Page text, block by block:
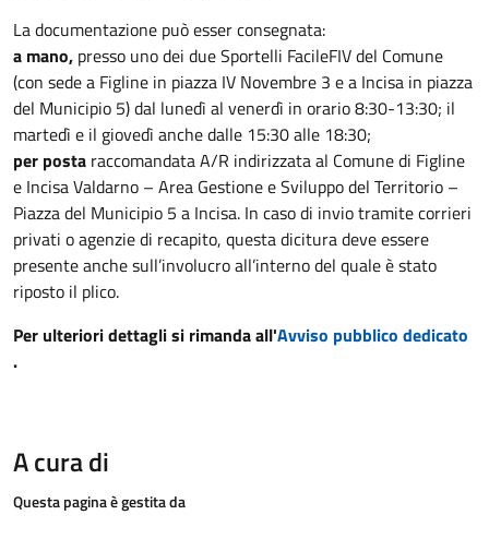
La documentazione può esser consegnata:
a mano, presso uno dei due Sportelli FacileFIV del Comune
(con sede a Figline in piazza IV Novembre 3 e a Incisa in piazza
del Municipio 5) dal lunedì al venerdì in orario 8:30-13:30; il
martedì e il giovedì anche dalle 15:30 alle 18:30;
per posta raccomandata A/R indirizzata al Comune di Figline
e Incisa Valdarno – Area Gestione e Sviluppo del Territorio –
Piazza del Municipio 5 a Incisa. In caso di invio tramite corrieri
privati o agenzie di recapito, questa dicitura deve essere
presente anche sull’involucro all’interno del quale è stato
riposto il plico.
Per ulteriori dettagli si rimanda all'Avviso pubblico dedicato
.
A cura di
Questa pagina è gestita da